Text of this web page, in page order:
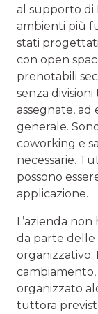
al supporto di
ambienti più
stati
con open
prenotabili
senza
assegnate,
generale.
coworking e
necessarie.
possono
applicazione.
L’azienda
da parte delle
organizzativo.
organizzato
tuttora